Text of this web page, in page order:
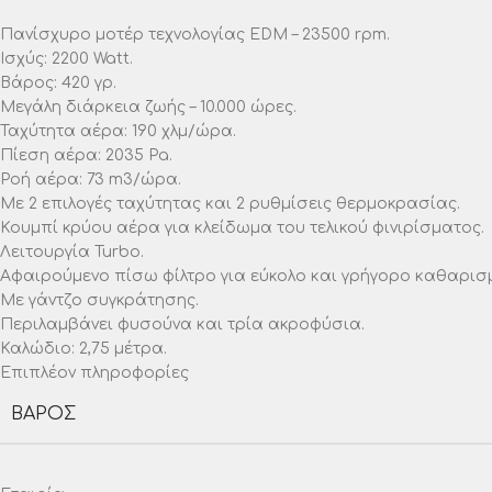
Πανίσχυρο μοτέρ τεχνολογίας EDM – 23500 rpm.
Ισχύς: 2200 Watt.
Βάρος: 420 γρ.
Μεγάλη διάρκεια ζωής – 10.000 ώρες.
Ταχύτητα αέρα: 190 χλμ/ώρα.
Πίεση αέρα: 2035 Pa.
Ροή αέρα: 73 m3/ώρα.
Με 2 επιλογές ταχύτητας και 2 ρυθμίσεις θερμοκρασίας.
Κουμπί κρύου αέρα για κλείδωμα του τελικού φινιρίσματος.
Λειτουργία Turbo.
Αφαιρούμενο πίσω φίλτρο για εύκολο και γρήγορο
Με γάντζο συγκράτησης.
Περιλαμβάνει φυσούνα και τρία ακροφύσια.
Καλώδιο: 2,75 μέτρα.
Επιπλέον πληροφορίες
ΒΆΡΟΣ